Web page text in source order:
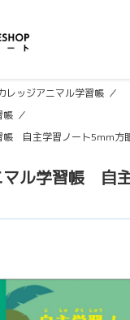
レッジアニマル学習帳
帳
帳 自主学習ノート5mm方
マル学習帳 自